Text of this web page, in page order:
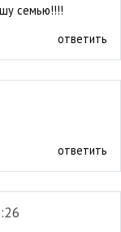
семью!!!!
ответить
ответить